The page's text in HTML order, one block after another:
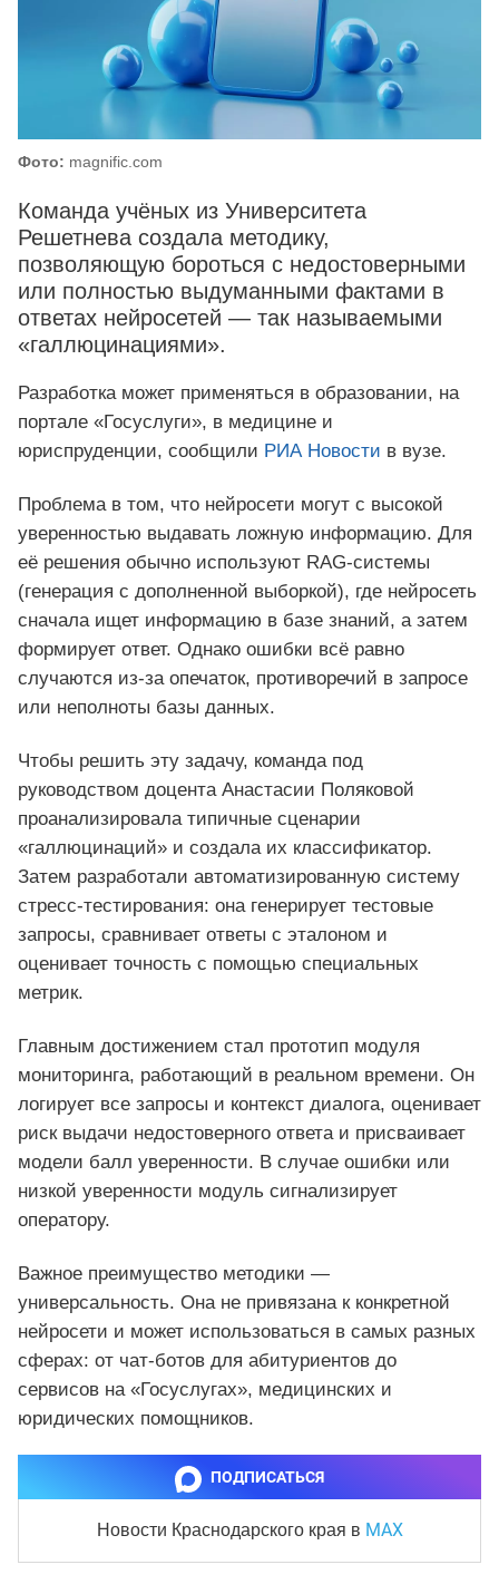
Фото: magnific.com
Команда учёных из Университета
Решетнева создала методику,
позволяющую бороться с недостоверными
или полностью выдуманными фактами в
ответах нейросетей — так называемыми
«галлюцинациями».
Разработка может применяться в образовании, на
портале «Госуслуги», в медицине и
юриспруденции, сообщили РИА Новости в вузе.
Проблема в том, что нейросети могут с высокой
уверенностью выдавать ложную информацию. Для
её решения обычно используют RAG-системы
(генерация с дополненной выборкой), где нейросеть
сначала ищет информацию в базе знаний, а затем
формирует ответ. Однако ошибки всё равно
случаются из-за опечаток, противоречий в запросе
или неполноты базы данных.
Чтобы решить эту задачу, команда под
руководством доцента Анастасии Поляковой
проанализировала типичные сценарии
«галлюцинаций» и создала их классификатор.
Затем разработали автоматизированную систему
стресс-тестирования: она генерирует тестовые
запросы, сравнивает ответы с эталоном и
оценивает точность с помощью специальных
метрик.
Главным достижением стал прототип модуля
мониторинга, работающий в реальном времени. Он
логирует все запросы и контекст диалога, оценивает
риск выдачи недостоверного ответа и присваивает
модели балл уверенности. В случае ошибки или
низкой уверенности модуль сигнализирует
оператору.
Важное преимущество методики —
универсальность. Она не привязана к конкретной
нейросети и может использоваться в самых разных
сферах: от чат-ботов для абитуриентов до
сервисов на «Госуслугах», медицинских и
юридических помощников.
ПОДПИСАТЬСЯ
Новости Краснодарского края в MAX